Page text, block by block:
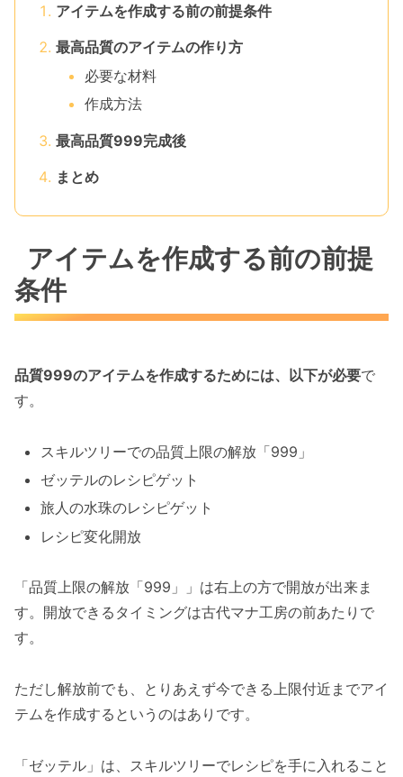
アイテムを作成する前の前提条件
最高品質のアイテムの作り方
必要な材料
作成方法
最高品質999完成後
まとめ
アイテムを作成する前の前提
条件
品質999のアイテムを作成するためには、以下が必要で
す。
スキルツリーでの品質上限の解放「999」
ゼッテルのレシピゲット
旅人の水珠のレシピゲット
レシピ変化開放
「品質上限の解放「999」」は右上の方で開放が出来ま
す。開放できるタイミングは古代マナ工房の前あたりで
す。
ただし解放前でも、とりあえず今できる上限付近までアイ
テムを作成するというのはありです。
「ゼッテル」は、スキルツリーでレシピを手に入れること